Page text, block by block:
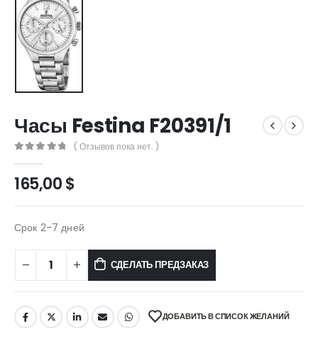
Часы Festina F20391/1
( Отзывов пока нет. )
165,00$
Срок 2-7 дней
СДЕЛАТЬ ПРЕДЗАКАЗ
ДОБАВИТЬ В СПИСОК ЖЕЛАНИЙ